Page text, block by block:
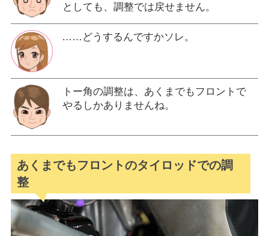
としても、調整では戻せません。
……どうするんですかソレ。
トー角の調整は、あくまでもフロントで
やるしかありませんね。
あくまでもフロントのタイロッドでの調
整